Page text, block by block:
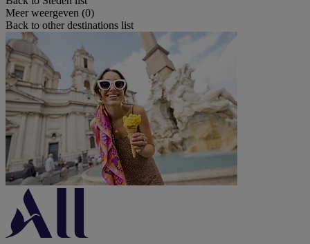
Meer weergeven (0)
Back to other destinations list